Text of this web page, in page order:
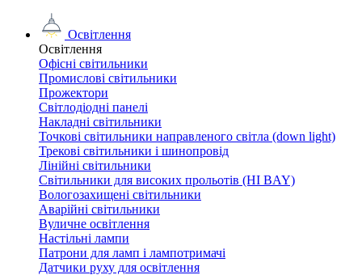
Освітлення
Освітлення
Офісні світильники
Промислові світильники
Прожектори
Світлодіодні панелі
Накладні світильники
Точкові світильники направленого світла (down light)
Трекові світильники і шинопровід
Лінійні світильники
Світильники для високих прольотів (HI BAY)
Вологозахищені світильники
Аварійні світильники
Вуличне освітлення
Настільні лампи
Патрони для ламп і лампотримачі
Датчики руху для освітлення